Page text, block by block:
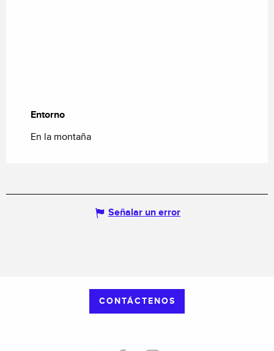
Entorno
Entorno
En la montaña
Señalar un error
CONTÁCTENOS